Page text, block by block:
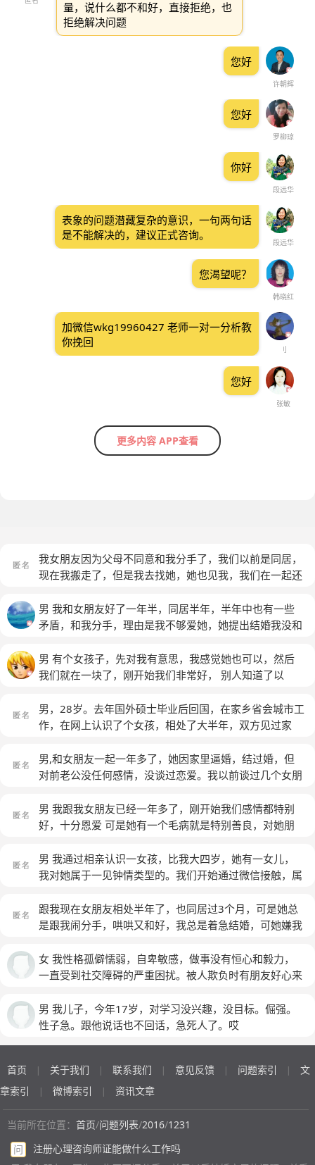
量，说什么都不和好，直接拒绝，也
拒绝解决问题
许朝辉
您好
罗柳琼
您好
段远华
你好
段远华
表象的问题潜藏复杂的意识，一句两句话
是不能解决的，建议正式咨询。
韩晓红
您渴望呢？
刂
加微信wkg19960427 老师一对一分析教
你挽回
张敏
您好
更多内容 APP查看
我女朋友因为父母不同意和我分手了，我们以前是同居，
现在我搬走了，但是我去找她，她也见我，我们在一起还
心里就是要分手(匿名)
男 我和女朋友好了一年半，同居半年，半年中也有一些
矛盾，和我分手，理由是我不够爱她，她提出结婚我没和
对错都是我主动认错，可她说心里有其他人，只是她们关
系还没到一起同居的地步。我已经好几个月每天接送她上
希望老师帮忙
男 有个女孩子，先对我有意思，我感觉她也可以，然后
我们就在一块了，刚开始我们非常好， 别人知道了以
年，谈过好几个，打过胎，还和业务员不清不楚，但是不
像，感觉她不是那种人， 我和她说，过去的都过去了，
但是，她有些行为很矛盾，她不愿意让我给她买东西，不
愿意发我的钱，我们住在一块了，睡觉都紧紧的抱着我，
块了，还说什么不想耽误我，我分不清楚， 刚开始我家
人都反对，可我坚持了下来，现在我家人都同意了，她却
是很在乎我，很矛盾 我现在给她打电话，她有时候接，
有时不解，不知道她到底怎么想的，接了也说不几句话，
让我去她家 我先自恋一下，万一我们分了，但是她确实
为我好，才和我分的，她要是一直不结婚，我的日子该怎
么过，我会内疚一辈子的，这辈子也过不好的 要是真有
这种可能，我不知道该怎么办
男，28岁。去年国外硕士毕业后回国，在家乡省会城市工
作，在网上认识了个女孩，相处了大半年，双方见过家
前的工作，那段时间很艰难，她一直都是陪着我，感情一
直不错。可能是热恋期把，但是最近经常为了一些小事吵
且总说我不在乎她，感觉不到被捧在手里。我尝试了做了
些改变，结果她变本加励了，弄得我和家里都有一些矛盾
的未来着想。她怎么就不明白呢，我决定明年和她结婚，
每次她跟我回家，家里都把她当贵宾一样对待。若真要实
爸爸妈妈都不把这个当一回事一心想着我们两个好就可以
了。最近，因为她等我吃饭我迟到了半小时，我们大吵一
受，那些都是我根本都没料到的小细节，比如说她手机数
据线总是坏，要我那一根，我说再买一根嘛。这类的小
事。我还是向她道歉妥协了，她说我不够诚意，态度不
好。我很气氛，一个小事情摆那么高的姿态，我无法接
受，我提出了分手，我们不合适。我现在内心犹豫不绝，
我对她有感情，但是她如果一直这样下去不改变，我觉得
我和她这一辈子很难相处。(匿名)
男,和女朋友一起一年多了，她因家里逼婚，结过婚，但
对前老公没任何感情，没谈过恋爱。我以前谈过几个女朋
她联系，但我心里会常想到她，时间长了，就自然成了她
联系我多点。但觉得她爱我胜过我爱她，总觉得我肯定是
题吵，请问我该怎么办(匿名)
男 我跟我女朋友已经一年多了，刚开始我们感情都特别
好，十分恩爱 可是她有一个毛病就是特别善良，对她朋
的肯定是闺蜜或者室友，而不是我，这让我很伤心，而且
都不安慰我 很多答应我的事情到最后都改变主意了....我
甚至闹分手了 我该怎么办(匿名)
男 我通过相亲认识一女孩，比我大四岁，她有一女儿，
我对她属于一见钟情类型的。我们开始通过微信接触，属
方。就这样我们订了下来，但是没订结婚的时间。女方的
意思是时间接触的太短想多了解一些时间。让媒人也问过
份。但是她家里做不了主。后来说到房子，我弟弟未婚，
她不想让我弟弟结婚的时候用一个房子。后来她有提过在
把房子的事解决什么时候再谈结婚。后来我们就没提结婚
这事。我对她特别好，她下班晚我送饭，她不舒服我陪
但是我们俩现在接触的时间越来越少。不知道她在乎我多
少。有没有结婚的想法。我感觉我俩现在越来越没话说。
我就在一边等着她，她一句话也不给我说。我发现我越来
越不了解她。感觉开始陌生了。
跟我现在女朋友相处半年了，也同居过3个月，可是她总
是跟我闹分手，哄哄又和好，我总是着急结婚，可她嫌我
他就是不想跟我在一起结婚，最近闹分手她让朋友帮她找
了个新男朋友，可是她还是想我，现在她不跟那个男的联
她到底怎么回事，现在她还是愿意跟我睡，可是我感觉跟
以前不一样了。很纠结我很喜欢他 (匿名)
女 我性格孤僻懦弱，自卑敏感，做事没有恒心和毅力，
一直受到社交障碍的严重困扰。被人欺负时有朋友好心来
会迷失自己。我觉得自己真是心智不全，人格不健全的
人。
男 我儿子，今年17岁，对学习没兴趣，没目标。倔强。
性子急。跟他说话也不回话，急死人了。哎
首页 | 关于我们 | 联系我们 | 意见反馈 | 问题索引 |
文
章索引
| 微博索引 | 资讯文章
当前所在位置： 首页/问题列表/2016/1231
问
注册心理咨询师证能做什么工作吗